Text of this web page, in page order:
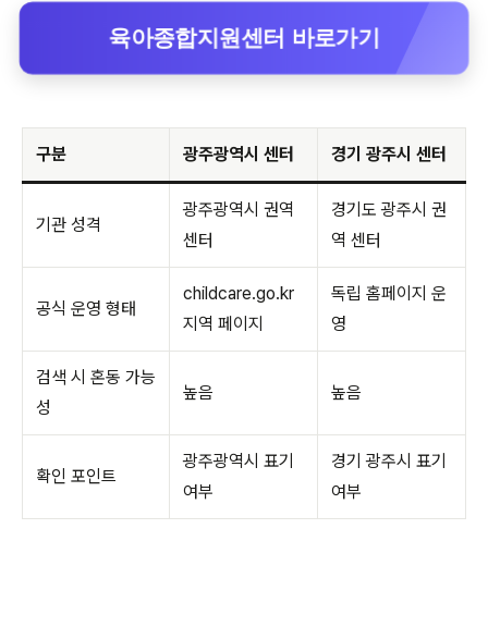
육아종합지원센터 바로가기
구분 광주광역시 센터 경기 광주시 센터
기관 성격
광주광역시 권역
센터
경기도 광주시 권
역 센터
공식 운영 형태
childcare.go.kr
지역 페이지
독립 홈페이지 운
영
검색 시 혼동 가능
성
높음 높음
확인 포인트
광주광역시 표기
여부
경기 광주시 표기
여부